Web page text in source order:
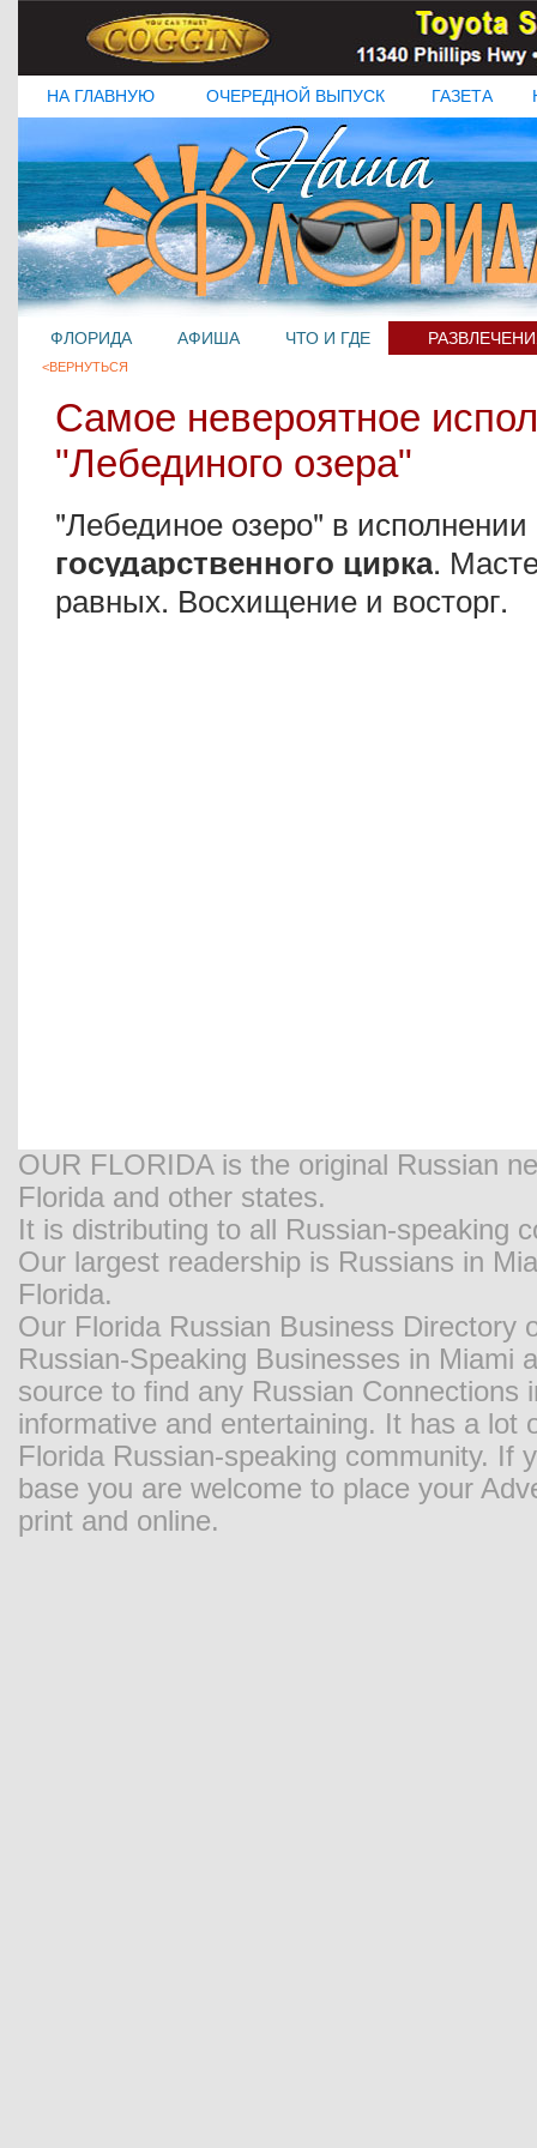
НА ГЛАВНУЮ ОЧЕРЕДНОЙ ВЫПУСК ГАЗЕТА
ФЛОРИДА АФИША ЧТО И ГДЕ
<ВЕРНУТЬСЯ
Самое невероятное
"Лебединого озера"
"Лебединое озеро" в исполнении
государственного цирка.
равных. Восхищение и восторг.
OUR FLORIDA is the original Russian
Florida and other states.
It is distributing to all Russian-speaking
Our largest readership is Russians in
Florida.
Our Florida Russian Business Directory
Russian-Speaking Businesses in Miami
source to find any Russian
informative and entertaining. It has a
Florida Russian-speaking community. If
base you are welcome to place your
print and online.